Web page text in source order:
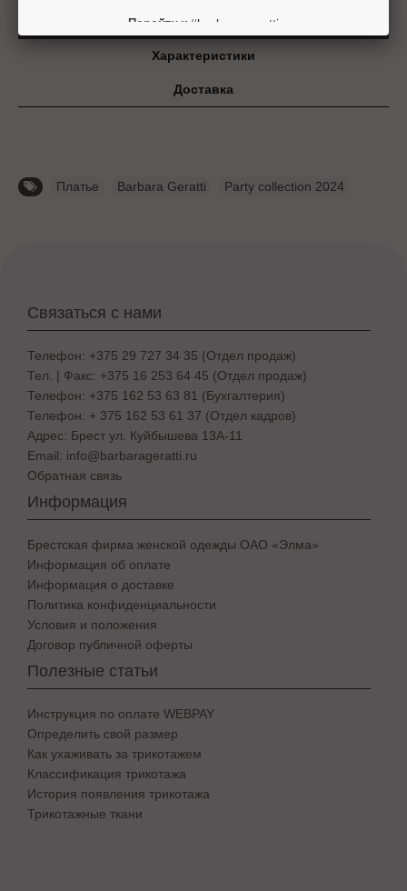
Описание
Характеристики
Доставка
Платье Barbara Geratti Party collection 2024
Связаться с нами
Телефон: +375 29 727 34 35 (Отдел продаж)
Тел. | Факс: +375 16 253 64 45 (Отдел продаж)
Телефон: +375 162 53 63 81 (Бухгалтерия)
Телефон: + 375 162 53 61 37 (Отдел кадров)
Адрес: Брест ул. Куйбышева 13A-11
Email: info@barbarageratti.ru
Обратная связь
Информация
Брестская фирма женской одежды ОАО «Элма»
Информация об оплате
Информация о доставке
Политика конфиденциальности
Условия и положения
Договор публичной оферты
Полезные статьи
Инструкция по оплате WEBPAY
Определить свой размер
Как ухаживать за трикотажем
Классификация трикотажа
История появления трикотажа
Трикотажные ткани
Перейти к #barbarageratti